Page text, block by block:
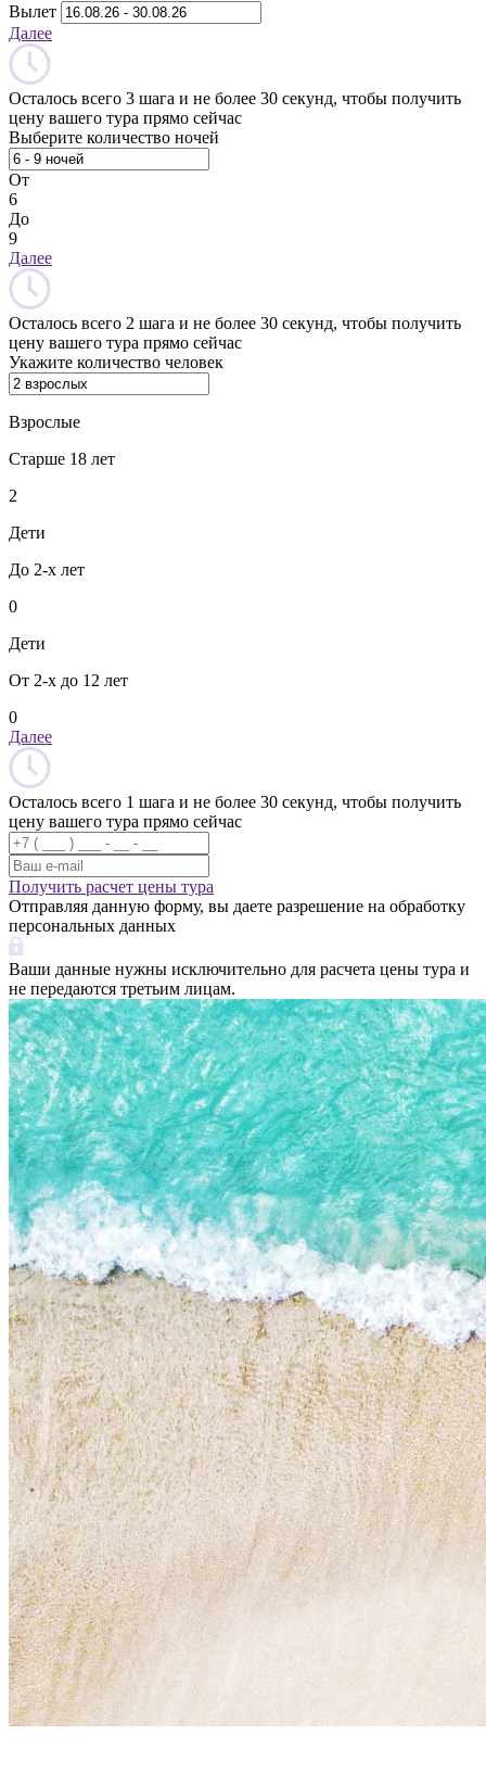
Вылет
Далее
Осталось всего 3 шага и не более 30 секунд, чтобы получить
цену вашего тура прямо сейчас
Выберите количество ночей
От
6
До
9
Далее
Осталось всего 2 шага и не более 30 секунд, чтобы получить
цену вашего тура прямо сейчас
Укажите количество человек
Взрослые
Старше 18 лет
2
Дети
До 2-х лет
0
Дети
От 2-х до 12 лет
0
Далее
Осталось всего 1 шага и не более 30 секунд, чтобы получить
цену вашего тура прямо сейчас
Получить расчет цены тура
Отправляя данную форму, вы даете разрешение на обработку
персональных данных
Ваши данные нужны исключительно для расчета цены тура и
не передаются третьим лицам.